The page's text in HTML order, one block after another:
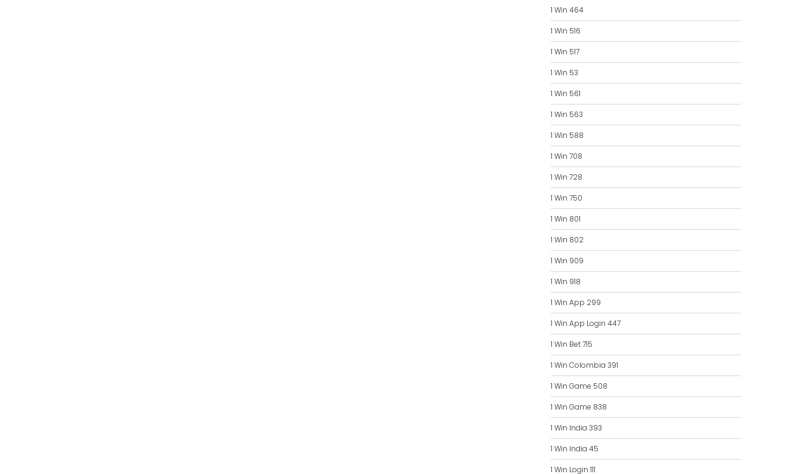
1 Win 464
1 Win 516
1 Win 517
1 Win 53
1 Win 561
1 Win 563
1 Win 588
1 Win 708
1 Win 728
1 Win 750
1 Win 801
1 Win 802
1 Win 909
1 Win 918
1 Win App 299
1 Win App Login 447
1 Win Bet 715
1 Win Colombia 391
1 Win Game 508
1 Win Game 838
1 Win India 393
1 Win India 45
1 Win Login 111